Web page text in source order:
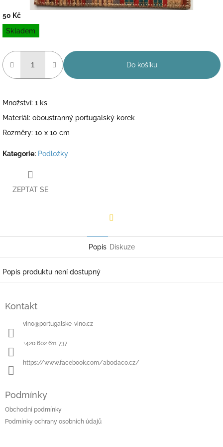
50 Kč
Měrná
cena:
Skladem
Do košíku
Množství: 1 ks
Materiál: oboustranný portugalský korek
Rozměry: 10 x 10 cm
Kategorie: Podložky
ZEPTAT SE
Popis Diskuze
Popis produktu není dostupný
Kontakt
vino@portugalske-vino.cz
+420 602 611 737
https://www.facebook.com/abodaco.cz/
Podmínky
Obchodní podmínky
Podmínky ochrany osobních údajů